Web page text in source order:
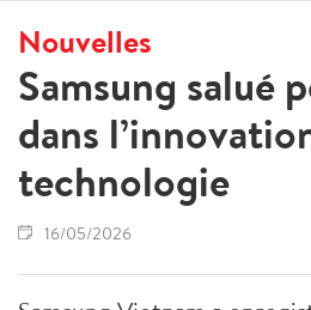
Nouvelles
Samsung salué
dans
technologie
16/05/2026